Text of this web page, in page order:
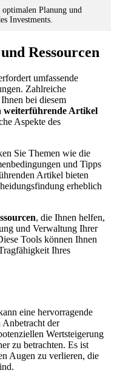
Planung und
Investments.
Ressourcen
umfassende
Zahlreiche
bei diesem
weiterführende Artikel
Aspekte des
Sie Themen wie die
und Tipps
Artikel bieten
erheblich
, die Ihnen helfen,
und Verwaltung Ihrer
Tools können Ihnen
Ihres
eine hervorragende
Anbetracht der
Wertsteigerung
zu betrachten. Es ist
Augen zu verlieren, die